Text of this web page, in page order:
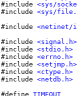
#include <sys/
#include <sys/
#include <netinet/
#include <signal.h>
#include <stdio.h>
#include <errno.h>
#include <setjmp.h>
#include <ctype.h>
#include <netdb.h>
#define TIMEOUT